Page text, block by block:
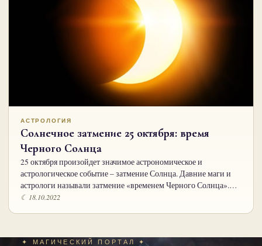
АСТРОЛОГИЯ
Солнечное затмение 25 октября: время
Черного Солнца
25 октября произойдет значимое астрономическое и
астрологическое событие – затмение Солнца. Давние маги и
астрологи называли затмение «временем Черного Солнца».…
☾ 18.10.2022
✦ МАГИЧЕСКИЙ ПОРТАЛ ✦